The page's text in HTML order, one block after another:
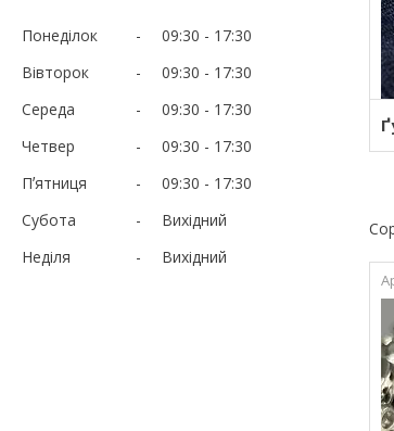
Понеділок 09:30
17:30
Вівторок
09:30
17:30
Середа
09:30
17:30
Четвер
09:30
17:30
Пʼятниця
09:30
17:30
Субота
Вихідний
Неділя
Вихідний